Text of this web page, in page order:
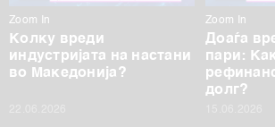
Zoom In
Колку вреди
индустријата на настани
во Македонија?
Zoom In
Доаѓа
пари:
долг?